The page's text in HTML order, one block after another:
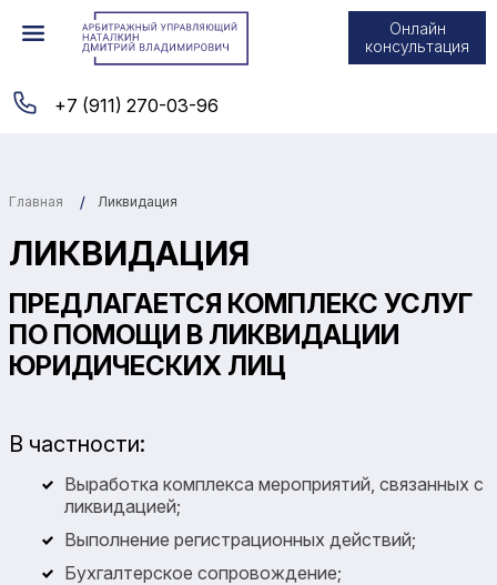
Онлайн
консультация
+7 (911) 270-03-96
Главная Ликвидация
ЛИКВИДАЦИЯ
ПРЕДЛАГАЕТСЯ КОМПЛЕКС УСЛУГ
ПО ПОМОЩИ В ЛИКВИДАЦИИ
ЮРИДИЧЕСКИХ ЛИЦ
В частности:
Выработка комплекса мероприятий, связанных с
ликвидацией;
Выполнение регистрационных действий;
Бухгалтерское сопровождение;